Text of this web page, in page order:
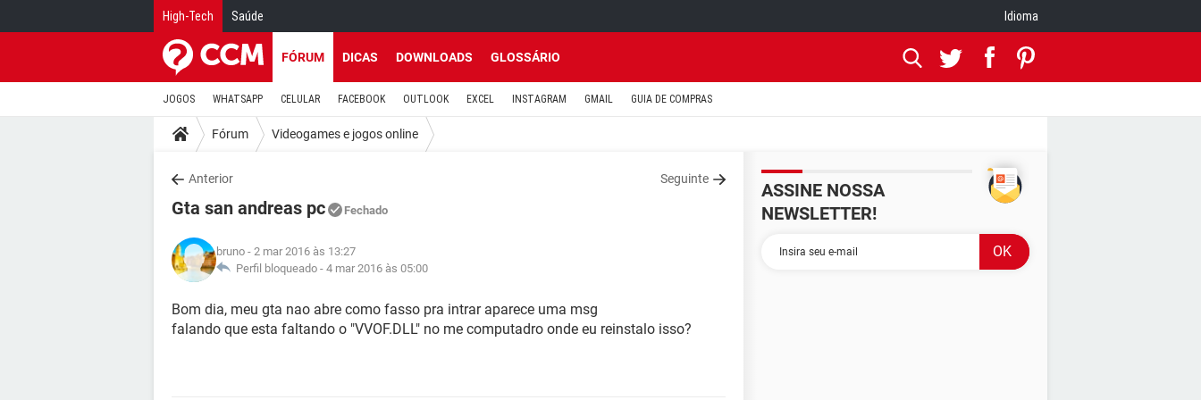
High-Tech Saúde Idioma
FÓRUM DICAS DOWNLOADS GLOSSÁRIO
JOGOS WHATSAPP CELULAR FACEBOOK OUTLOOK EXCEL INSTAGRAM GMAIL GUIA DE COMPRAS
Fórum Videogames e jogos online
Anterior Seguinte
Gta san andreas pc Fechado
bruno - 2 mar 2016 às 13:27
Perfil bloqueado - 4 mar 2016 às 05:00
Bom dia, meu gta nao abre como fasso pra intrar aparece uma msg
falando que esta faltando o "VVOF.DLL" no me computadro onde eu reinstalo isso?
ASSINE NOSSA
NEWSLETTER!